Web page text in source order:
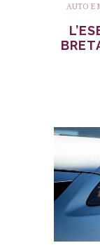
AUTO E